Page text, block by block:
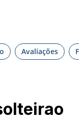
Avaliações